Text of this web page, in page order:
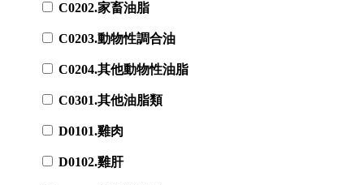
C0202.家畜油脂
C0203.動物性調合油
C0204.其他動物性油脂
C0301.其他油脂類
D0101.雞肉
D0102.雞肝